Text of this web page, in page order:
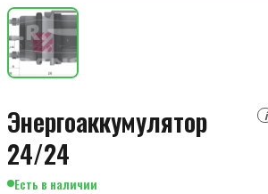
Энергоаккумулятор
24/24
i
Есть в наличии